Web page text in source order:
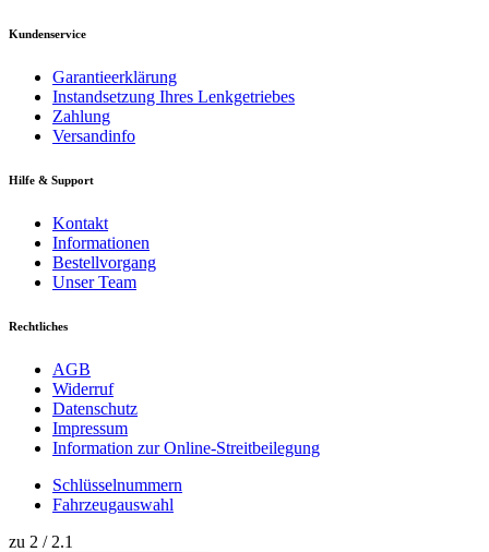
Kundenservice
Garantieerklärung
Instandsetzung Ihres Lenkgetriebes
Zahlung
Versandinfo
Hilfe & Support
Kontakt
Informationen
Bestellvorgang
Unser Team
Rechtliches
AGB
Widerruf
Datenschutz
Impressum
Information zur Online-Streitbeilegung
Schlüsselnummern
Fahrzeugauswahl
zu 2 / 2.1